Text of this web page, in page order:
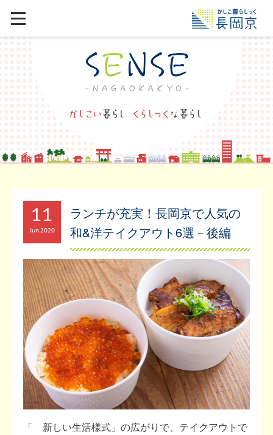
11
Jun2020
ランチが充実！長岡京で人気の
和&洋テイクアウト6選－後編
「 新しい生活様式」の広がりで、テイクアウトで